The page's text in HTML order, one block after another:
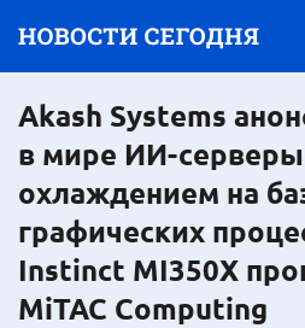
Akash Systems
в мире ИИ-
охлаждением на
графических
Instinct MI350X
MiTAC Computing